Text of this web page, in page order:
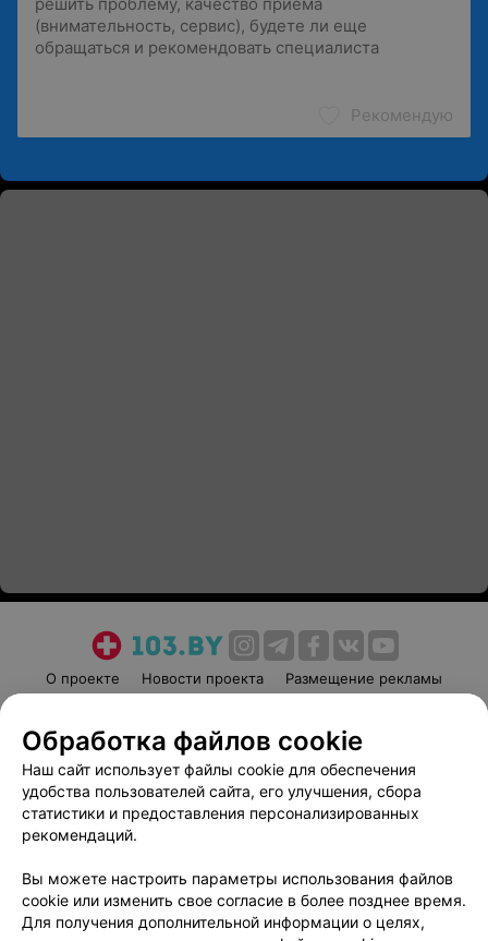
Рекомендую
О проекте Новости проекта
Размещение рекламы
Пользовательское соглашение
Способы оплаты
Вакансии
Партнеры
Написать руководителю 103.by
Обработка персональных данных
Обработка файлов cookie
Наш сайт использует файлы cookie для обеспечения
удобства пользователей сайта, его улучшения, сбора
статистики и предоставления персонализированных
рекомендаций.
Вы можете настроить параметры использования файлов
cookie или изменить свое согласие в более позднее время.
Для получения дополнительной информации о целях,